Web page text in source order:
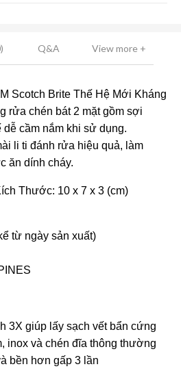
Q&A View more +
Scotch Brite Thế Hệ Mới Kháng
rửa chén bát 2 mặt gồm sợi
cầm nắm khi sử dụng.
li ti đánh rửa hiệu quả, làm
ăn dính cháy.
Thước: 10 x 7 x 3 (cm)
từ ngày sản xuất)
3X giúp lấy sạch vết bẩn cứng
inox và chén đĩa thông thường
bền hơn gấp 3 lần